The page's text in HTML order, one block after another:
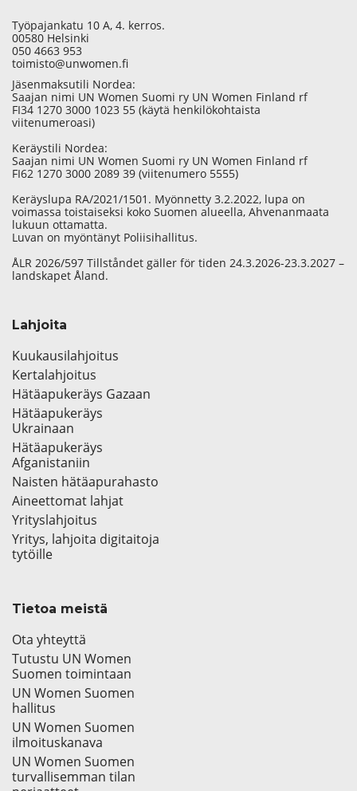
Työpajankatu 10 A, 4. kerros.
00580 Helsinki
050 4663 953
toimisto@unwomen.fi
Jäsenmaksutili Nordea:
Saajan nimi UN Women Suomi ry UN Women Finland rf
FI34 1270 3000 1023 55 (käytä henkilökohtaista
viitenumeroasi)
Keräystili Nordea:
Saajan nimi UN Women Suomi ry UN Women Finland rf
FI62 1270 3000 2089 39 (viitenumero 5555)
Keräyslupa RA/2021/1501. Myönnetty 3.2.2022, lupa on
voimassa toistaiseksi koko Suomen alueella, Ahvenanmaata
lukuun ottamatta.
Luvan on myöntänyt Poliisihallitus.
ÅLR 2026/597 Tillståndet gäller för tiden 24.3.2026-23.3.2027 –
landskapet Åland.
Lahjoita
Kuukausilahjoitus
Kertalahjoitus
Hätäapukeräys Gazaan
Hätäapukeräys
Ukrainaan
Hätäapukeräys
Afganistaniin
Naisten hätäapurahasto
Aineettomat lahjat
Yrityslahjoitus
Yritys, lahjoita digitaitoja
tytöille
Tietoa meistä
Ota yhteyttä
Tutustu UN Women
Suomen toimintaan
UN Women Suomen
hallitus
UN Women Suomen
ilmoituskanava
UN Women Suomen
turvallisemman tilan